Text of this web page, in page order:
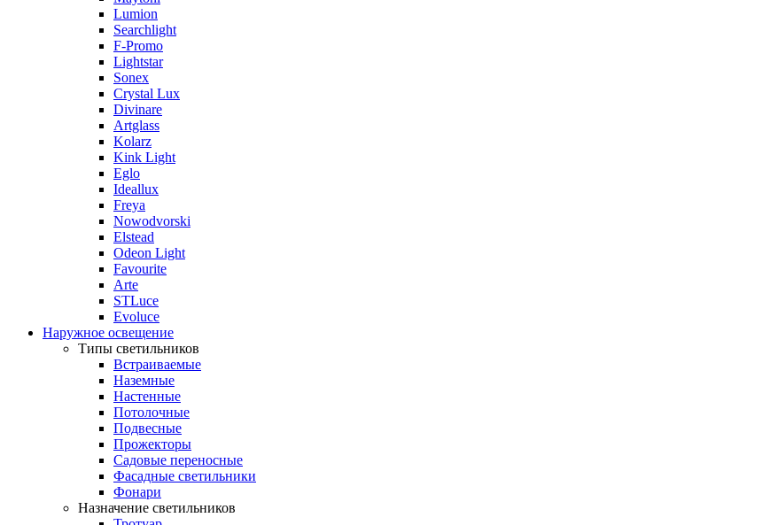
Lumion
Searchlight
F-Promo
Lightstar
Sonex
Crystal Lux
Divinare
Artglass
Kolarz
Kink Light
Eglo
Ideallux
Freya
Nowodvorski
Elstead
Odeon Light
Favourite
Arte
STLuce
Evoluce
Наружное освещение
Типы светильников
Встраиваемые
Наземные
Настенные
Потолочные
Подвесные
Прожекторы
Садовые переносные
Фасадные светильники
Фонари
Назначение светильников